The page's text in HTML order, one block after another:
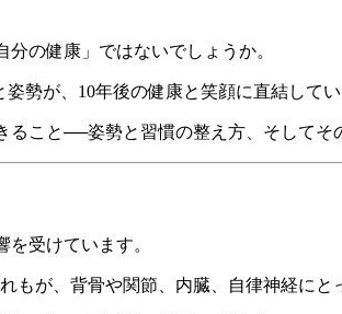
の健康」ではないでしょうか。
勢が、10年後の健康と笑顔に直結してい
ること──姿勢と習慣の整え方、そして
受けています。
もが、背骨や関節、内臓、自律神経にと